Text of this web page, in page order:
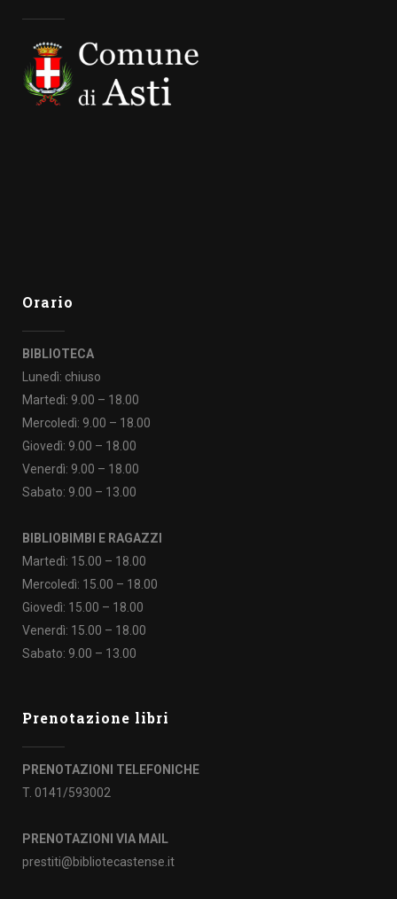
Orario
BIBLIOTECA
Lunedì: chiuso
Martedì: 9.00 – 18.00
Mercoledì: 9.00 – 18.00
Giovedì: 9.00 – 18.00
Venerdì: 9.00 – 18.00
Sabato: 9.00 – 13.00
BIBLIOBIMBI E RAGAZZI
Martedì: 15.00 – 18.00
Mercoledì: 15.00 – 18.00
Giovedì: 15.00 – 18.00
Venerdì: 15.00 – 18.00
Sabato: 9.00 – 13.00
Prenotazione libri
PRENOTAZIONI TELEFONICHE
T. 0141/593002
PRENOTAZIONI VIA MAIL
prestiti@bibliotecastense.it